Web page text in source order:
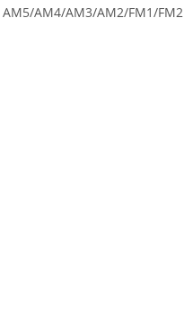
AM4/AM3/AM2/FM1/FM2